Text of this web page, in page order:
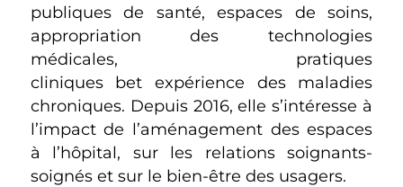
publiques de santé, espaces de soins,
appropriation des technologies
médicales, pratiques
cliniques bet expérience des maladies
chroniques. Depuis 2016, elle s’intéresse à
l’impact de l’aménagement des espaces
à l’hôpital, sur les relations soignants-
soignés et sur le bien-être des usagers.